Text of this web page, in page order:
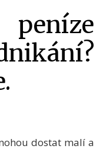
dostat malí a